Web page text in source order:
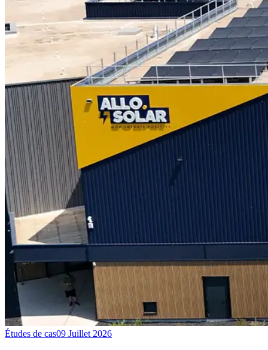
Études de cas09 Juillet 2026